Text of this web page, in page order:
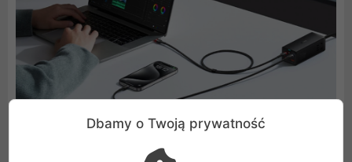
Dbamy o Twoją prywatność